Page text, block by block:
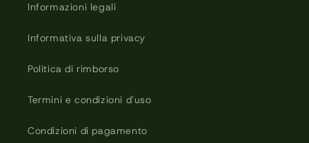
Informazioni legali
Informativa sulla privacy
Politica di rimborso
Termini e condizioni d'uso
Condizioni di pagamento